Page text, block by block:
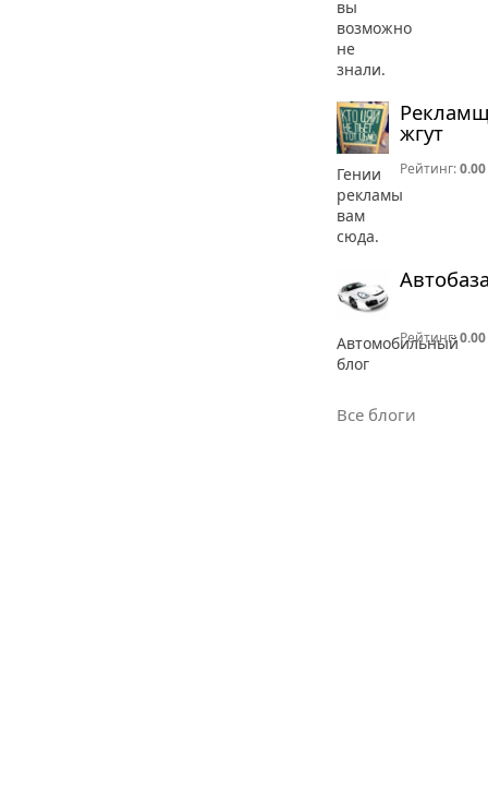
вы
возможно
не
знали.
жгут
Гении
рекламы
вам
сюда.
Рейтинг:0.00
Автомобильный
блог
Рейтинг:0.00
Все блоги